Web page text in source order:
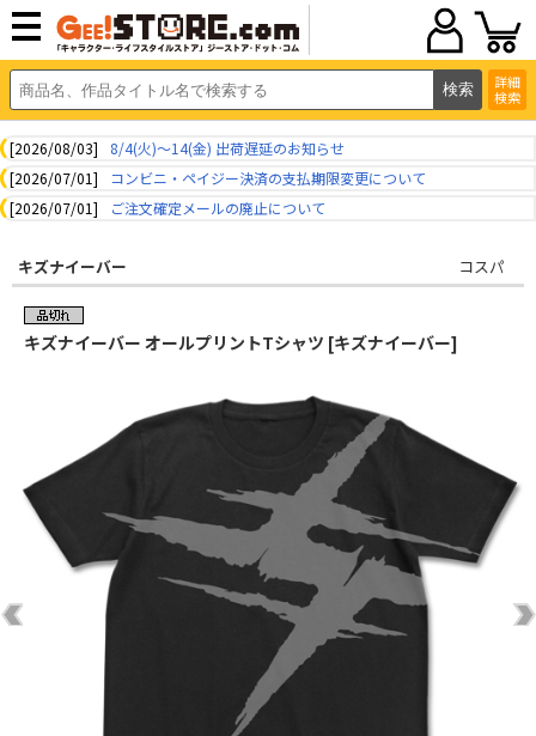
詳細
検索
[2026/08/03]
8/4(火)～14(金) 出荷遅延のお知らせ
[2026/07/01]
コンビニ・ペイジー決済の支払期限変更について
[2026/07/01]
ご注文確定メールの廃止について
キズナイーバー コスパ
キズナイーバー オールプリントTシャツ [キズナイーバー]